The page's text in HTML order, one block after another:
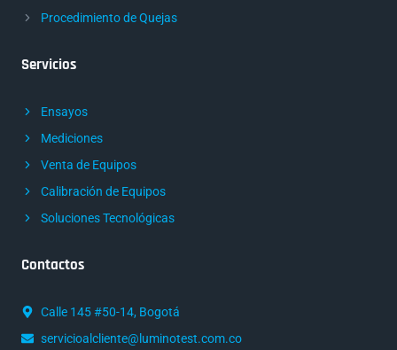
Procedimiento de Quejas
Servicios
Ensayos
Mediciones
Venta de Equipos
Calibración de Equipos
Soluciones Tecnológicas
Contactos
Calle 145 #50-14, Bogotá
servicioalcliente@luminotest.com.co